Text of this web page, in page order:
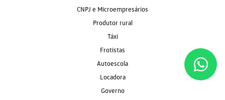
CNPJ e Microempresários
Produtor rural
Táxi
Frotistas
Autoescola
Locadora
Governo